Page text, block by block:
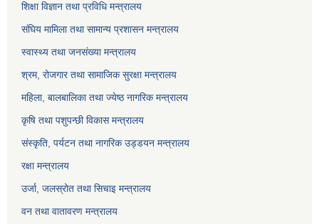
शिक्षा विज्ञान तथा प्रविधि मन्त्रालय
संघिय मामिला तथा सामान्य प्रशासन मन्त्रालय
स्वास्थ्य तथा जनसंख्या मन्त्रालय
श्रम, रोजगार तथा सामाजिक सुरक्षा मन्त्रालय
महिला, बालबालिका तथा ज्येष्ठ नागरिक मन्त्रालय
कृषि तथा पशुपन्छी विकास मन्त्रालय
संस्कृति, पर्यटन तथा नागरिक उड्डयन मन्त्रालय
रक्षा मन्त्रालय
उर्जा, जलस्रोत तथा सिचाइ मन्त्रालय
वन तथा वातावरण मन्त्रालय